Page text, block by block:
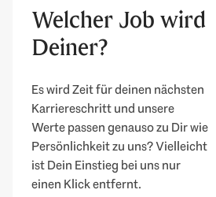
Welcher Job wird
Deiner?
Es wird Zeit für deinen nächsten
Karriereschritt und unsere
Werte passen genauso zu Dir wie
Persönlichkeit zu uns? Vielleicht
ist Dein Einstieg bei uns nur
einen Klick entfernt.